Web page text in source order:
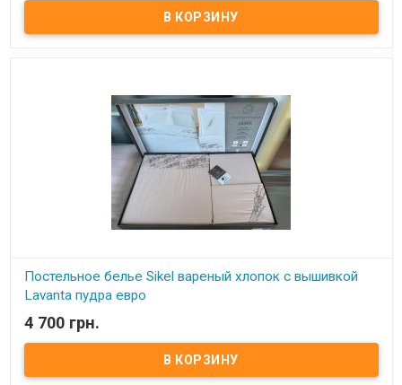
Постельное белье из вареного хлопка с вышивкой лаванды
Размер евро: пододеяльник: 200х220 см простынь: 240х260 см
наволочки: 2 шт 50х70 см гладкие наволочки: 2 шт 50х70 см с
Постельное белье Sikel вареный хлопок с вышивкой
Lavanta пудра евро
В наличии
Постельное белье из вареного хлопка с вышивкой лаванды
Размер евро: пододеяльник: 200х220 см простынь: 240х260 см
наволочки: 2 шт 50х70 см гладкие наволочки: 2 шт 50х70 см с
4 700 грн.